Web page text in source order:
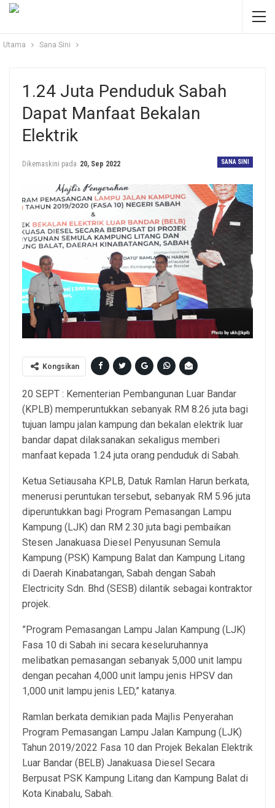
Utama Sana Sini
1.24 Juta Penduduk Sabah
Dapat Manfaat Bekalan
Elektrik
SANA SINI
Dikemaskini pada 20, Sep 2022
Kongsikan
20 SEPT : Kementerian Pembangunan Luar Bandar
(KPLB) memperuntukkan sebanyak RM 8.26 juta bagi
tujuan lampu jalan kampung dan bekalan elektrik luar
bandar dapat dilaksanakan sekaligus memberi
manfaat kepada 1.24 juta orang penduduk di Sabah.
Ketua Setiausaha KPLB, Datuk Ramlan Harun berkata,
menerusi peruntukan tersebut, sebanyak RM 5.96 juta
diperuntukkan bagi Program Pemasangan Lampu
Kampung (LJK) dan RM 2.30 juta bagi pembaikan
Stesen Janakuasa Diesel Penyusunan Semula
Kampung (PSK) Kampung Balat dan Kampung Litang
di Daerah Kinabatangan, Sabah dengan Sabah
Electricity Sdn. Bhd (SESB) dilantik sebagai kontraktor
projek.
”Program Pemasangan Lampu Jalan Kampung (LJK)
Fasa 10 di Sabah ini secara keseluruhannya
melibatkan pemasangan sebanyak 5,000 unit lampu
dengan pecahan 4,000 unit lampu jenis HPSV dan
1,000 unit lampu jenis LED,” katanya.
Ramlan berkata demikian pada Majlis Penyerahan
Program Pemasangan Lampu Jalan Kampung (LJK)
Tahun 2019/2022 Fasa 10 dan Projek Bekalan Elektrik
Luar Bandar (BELB) Janakuasa Diesel Secara
Berpusat PSK Kampung Litang dan Kampung Balat di
Kota Kinabalu, Sabah.